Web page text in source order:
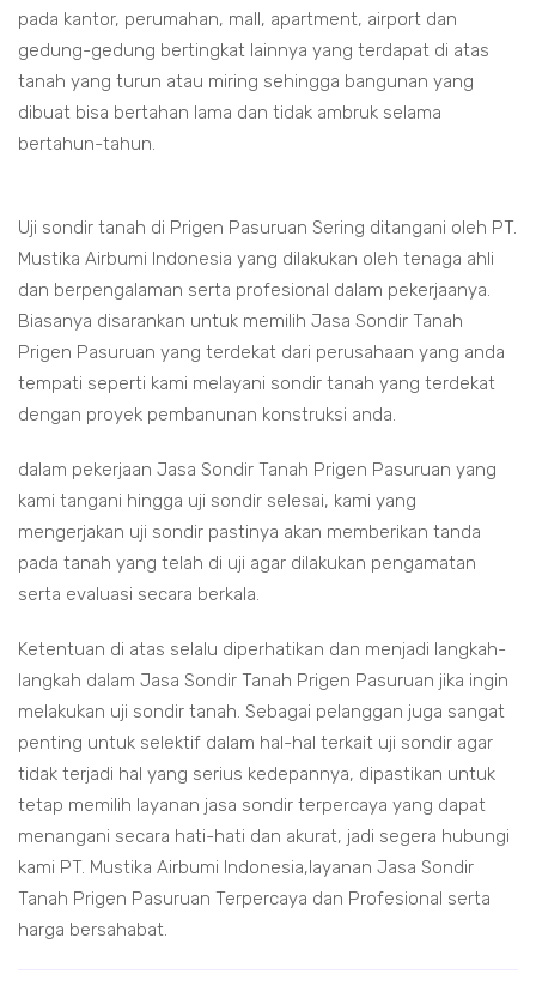
pada kantor, perumahan, mall, apartment, airport dan
gedung-gedung bertingkat lainnya yang terdapat di atas
tanah yang turun atau miring sehingga bangunan yang
dibuat bisa bertahan lama dan tidak ambruk selama
bertahun-tahun.
Uji sondir tanah di Prigen Pasuruan Sering ditangani oleh PT.
Mustika Airbumi Indonesia yang dilakukan oleh tenaga ahli
dan berpengalaman serta profesional dalam pekerjaanya.
Biasanya disarankan untuk memilih Jasa Sondir Tanah
Prigen Pasuruan yang terdekat dari perusahaan yang anda
tempati seperti kami melayani sondir tanah yang terdekat
dengan proyek pembanunan konstruksi anda.
dalam pekerjaan Jasa Sondir Tanah Prigen Pasuruan yang
kami tangani hingga uji sondir selesai, kami yang
mengerjakan uji sondir pastinya akan memberikan tanda
pada tanah yang telah di uji agar dilakukan pengamatan
serta evaluasi secara berkala.
Ketentuan di atas selalu diperhatikan dan menjadi langkah-
langkah dalam Jasa Sondir Tanah Prigen Pasuruan jika ingin
melakukan uji sondir tanah. Sebagai pelanggan juga sangat
penting untuk selektif dalam hal-hal terkait uji sondir agar
tidak terjadi hal yang serius kedepannya, dipastikan untuk
tetap memilih layanan jasa sondir terpercaya yang dapat
menangani secara hati-hati dan akurat, jadi segera hubungi
kami PT. Mustika Airbumi Indonesia,layanan Jasa Sondir
Tanah Prigen Pasuruan Terpercaya dan Profesional serta
harga bersahabat.